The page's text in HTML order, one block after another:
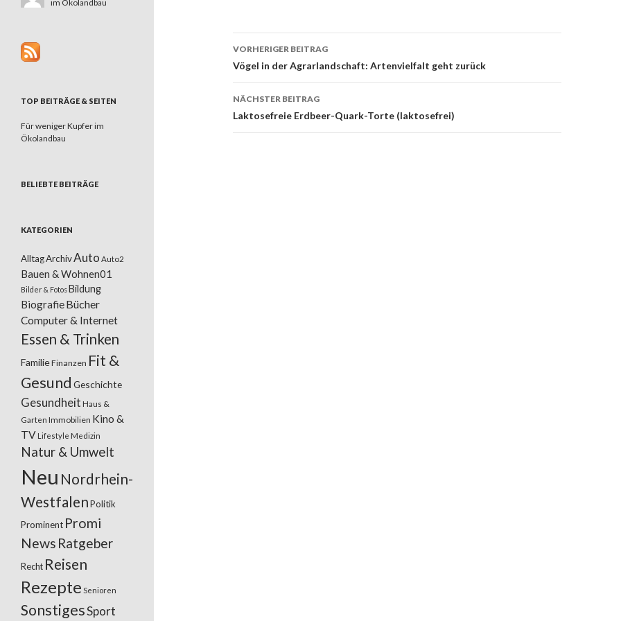
Beitragsnavigation
VORHERIGER BEITRAG
Vögel in der Agrarlandschaft: Artenvielfalt geht zurück
NÄCHSTER BEITRAG
Laktosefreie Erdbeer-Quark-Torte (laktosefrei)
im Ökolandbau
TOP BEITRÄGE & SEITEN
Für weniger Kupfer im
Ökolandbau
BELIEBTE BEITRÄGE
KATEGORIEN
AlltagArchivAuto Auto2
Bauen & Wohnen01
Bilder & FotosBildung
BiografieBücher
Computer & Internet
Essen & Trinken
FamilieFinanzen Fit &
Gesund Geschichte
Gesundheit Haus &
Garten Immobilien Kino &
TV Lifestyle Medizin
Natur & Umwelt
Neu Nordrhein-
WestfalenPolitik
Prominent Promi
News Ratgeber
Recht Reisen
Rezepte Senioren
SonstigesSport